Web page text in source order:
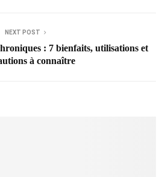
NEXT POST
: 7 bienfaits, utilisations et
à connaître